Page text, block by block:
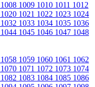
1008 1009 1010 1011 1012
1020 1021 1022 1023 1024
1032 1033 1034 1035 1036
1044 1045 1046 1047 1048
1058 1059 1060 1061 1062
1070 1071 1072 1073 1074
1082 1083 1084 1085 1086